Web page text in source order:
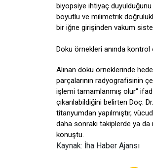
biyopsiye ihtiyaç
boyutlu ve milimetrik
bir iğne girişinden vakum
Doku örnekleri anında kontrol
Alınan doku örneklerinde
parçalarının radyografisinin
işlemi tamamlanmış olur"
çıkarılabildiğini belirten Doç.
titanyumdan yapılmıştır,
daha sonraki takiplerde ya
konuştu.
Kaynak: İha Haber Ajansı